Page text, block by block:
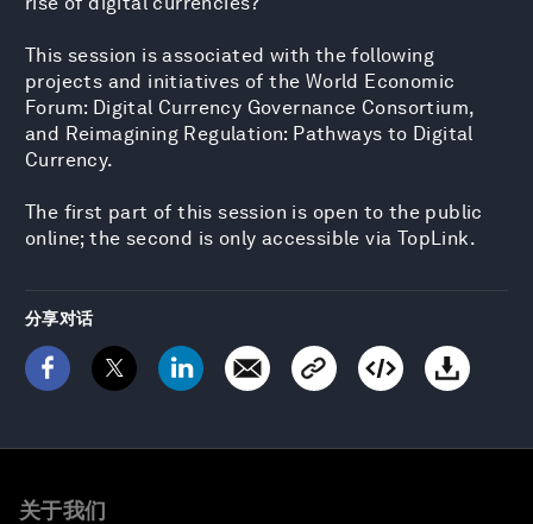
This session is associated with the following
projects and initiatives of the World Economic
Forum: Digital Currency Governance Consortium,
and Reimagining Regulation: Pathways to Digital
Currency.
The first part of this session is open to the public
online; the second is only accessible via TopLink.
分享对话
关于我们